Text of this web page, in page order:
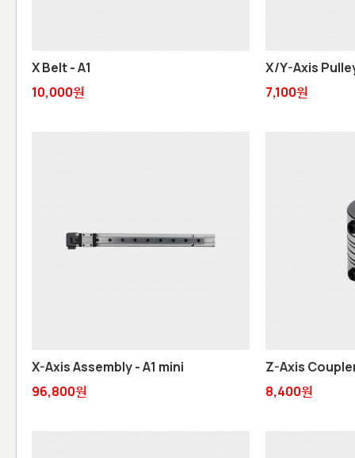
X Belt - A1
10,000원
X/Y-Axis
7,100원
X-Axis Assembly - A1 mini
96,800원
Z-Axis
8,400원